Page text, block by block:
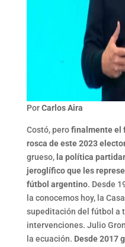
PorCarlos Aira
Costó, perofinalmente el
rosca de este 2023
grueso, la política
jeroglífico que les
fútbol argentino. Desde
la conocemos hoy, la
supeditación del fútbol a
intervenciones. Julio
la ecuación. Desde 2017